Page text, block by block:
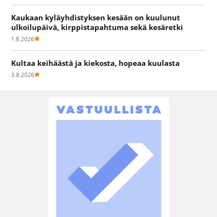
Kaukaan kyläyhdistyksen kesään on kuulunut
ulkoilupäivä, kirppistapahtuma sekä kesäretki
1.8.2026
Kultaa keihäästä ja kiekosta, hopeaa kuulasta
3.8.2026